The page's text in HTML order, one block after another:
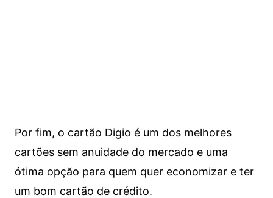
Por fim, o cartão Digio é um dos melhores
cartões sem anuidade do mercado e uma
ótima opção para quem quer economizar e ter
um bom cartão de crédito.